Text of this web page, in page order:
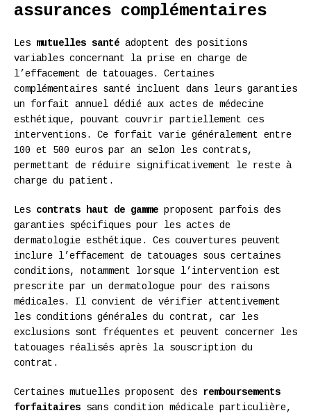
assurances complémentaires
Les mutuelles santé adoptent des positions
variables concernant la prise en charge de
l’effacement de tatouages. Certaines
complémentaires santé incluent dans leurs garanties
un forfait annuel dédié aux actes de médecine
esthétique, pouvant couvrir partiellement ces
interventions. Ce forfait varie généralement entre
100 et 500 euros par an selon les contrats,
permettant de réduire significativement le reste à
charge du patient.
Les contrats haut de gamme proposent parfois des
garanties spécifiques pour les actes de
dermatologie esthétique. Ces couvertures peuvent
inclure l’effacement de tatouages sous certaines
conditions, notamment lorsque l’intervention est
prescrite par un dermatologue pour des raisons
médicales. Il convient de vérifier attentivement
les conditions générales du contrat, car les
exclusions sont fréquentes et peuvent concerner les
tatouages réalisés après la souscription du
contrat.
Certaines mutuelles proposent des remboursements
forfaitaires sans condition médicale particulière,